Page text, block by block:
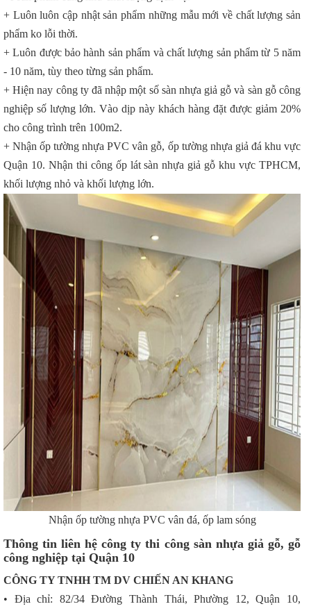
+ Luôn luôn cập nhật sản phẩm những mẫu mới về chất lượng sản
phẩm ko lỗi thời.
+ Luôn được bảo hành sản phẩm và chất lượng sản phẩm từ 5 năm
- 10 năm, tùy theo từng sản phẩm.
+ Hiện nay công ty đã nhập một số sàn nhựa giả gỗ và sàn gỗ công
nghiệp số lượng lớn. Vào dịp này khách hàng đặt được giảm 20%
cho công trình trên 100m2.
+ Nhận ốp tường nhựa PVC vân gỗ, ốp tường nhựa giả đá khu vực
Quận 10. Nhận thi công ốp lát sàn nhựa giả gỗ khu vực TPHCM,
khối lượng nhỏ và khối lượng lớn.
Nhận ốp tường nhựa PVC vân đá, ốp lam sóng
Thông tin liên hệ công ty thi công sàn nhựa giả gỗ, gỗ
công nghiệp tại Quận 10
CÔNG TY TNHH TM DV CHIẾN AN KHANG
• Địa chỉ: 82/34 Đường Thành Thái, Phường 12, Quận 10,